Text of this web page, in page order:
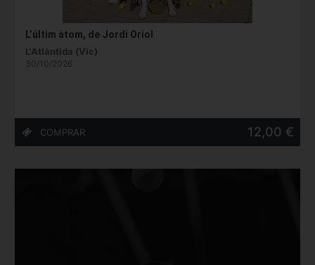
L’últim àtom, de Jordi Oriol
L'Atlàntida (Vic)
30/10/2026
12,00 €